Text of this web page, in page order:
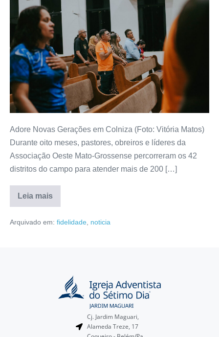
Adore Novas Gerações em Colniza (Foto: Vitória Matos)
Durante oito meses, pastores, obreiros e líderes da
Associação Oeste Mato-Grossense percorreram os 42
distritos do campo para atender mais de 200 […]
Leia mais
Arquivado em: fidelidade noticia
Cj. Jardim Maguari,
Alameda Treze, 17